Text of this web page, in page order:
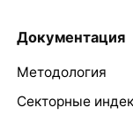
Документация
Методология
Секторные